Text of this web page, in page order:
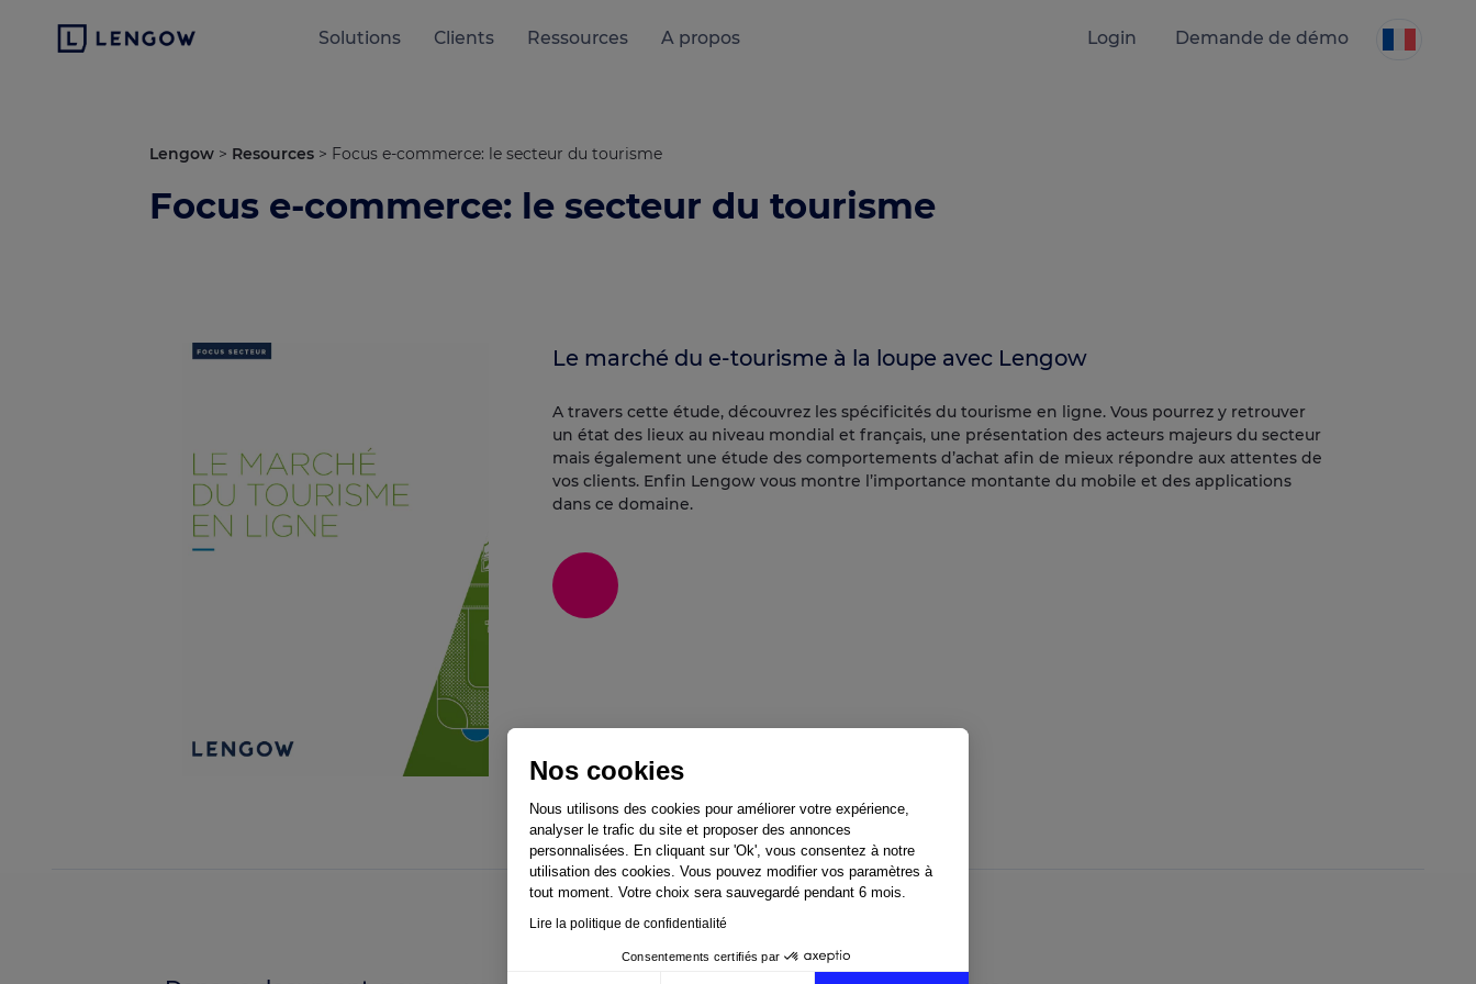
Nos cookies
Nous utilisons des cookies pour améliorer votre expérience,
analyser le trafic du site et proposer des annonces
personnalisées. En cliquant sur 'Ok', vous consentez à notre
utilisation des cookies. Vous pouvez modifier vos paramètres à
tout moment. Votre choix sera sauvegardé pendant 6 mois.
Lire la politique de confidentialité
Consentements certifiés par
Solutions Clients Ressources A propos Login Demande de démo
Lengow > Resources > Focus e-commerce: le secteur du tourisme
Focus e-commerce: le secteur du tourisme
Le marché du e-tourisme à la loupe avec Lengow
A travers cette étude, découvrez les spécificités du tourisme en ligne. Vous pourrez y retrouver
un état des lieux au niveau mondial et français, une présentation des acteurs majeurs du secteur
mais également une étude des comportements d’achat afin de mieux répondre aux attentes de
vos clients. Enfin Lengow vous montre l’importance montante du mobile et des applications
dans ce domaine.